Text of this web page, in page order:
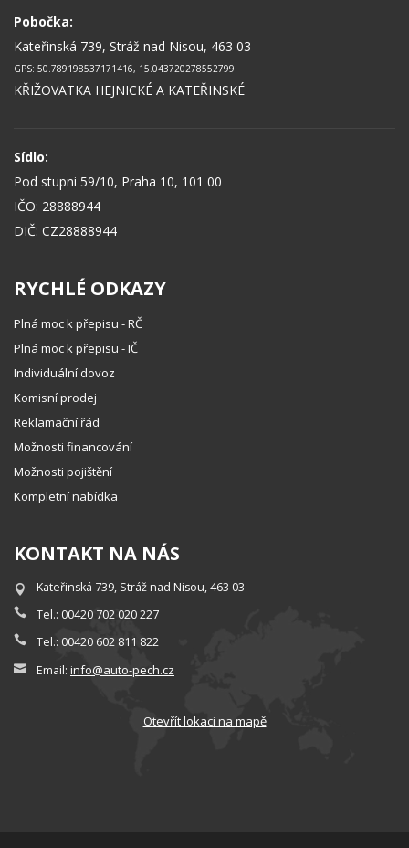
Pobočka:
Kateřinská 739, Stráž nad Nisou, 463 03
GPS: 50.789198537171416, 15.043720278552799
KŘIŽOVATKA HEJNICKÉ A KATEŘINSKÉ
Sídlo:
Pod stupni 59/10, Praha 10, 101 00
IČO: 28888944
DIČ: CZ28888944
RYCHLÉ ODKAZY
Plná moc k přepisu - RČ
Plná moc k přepisu - IČ
Individuální dovoz
Komisní prodej
Reklamační řád
Možnosti financování
Možnosti pojištění
Kompletní nabídka
KONTAKT NA NÁS
Kateřinská 739, Stráž nad Nisou, 463 03
Tel.: 00420 702 020 227
Tel.: 00420 602 811 822
Email: info@auto-pech.cz
Otevřít lokaci na mapě